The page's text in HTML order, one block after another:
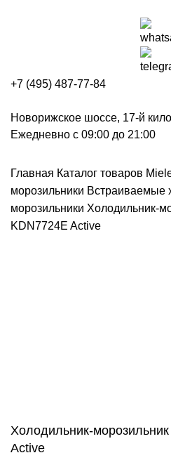
+7 (495) 487-77-84
Новорижское шоссе, 17-й
Ежедневно с 09:00 до 21:00
Главная Каталог товаров
морозильники Встраиваемые
морозильники Холодильник-
KDN7724E Active
Холодильник-
Active